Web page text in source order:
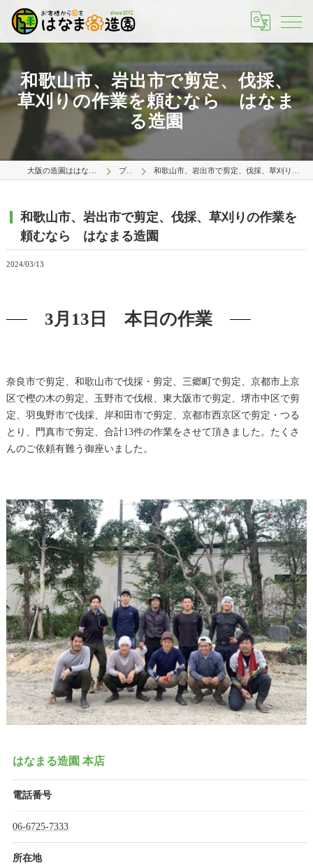
和歌山市、岩出市で剪定、伐採、
草刈りの作業を頼むなら はなま
る造園
ブログ 和歌山市、岩出市で剪定、伐採、草刈りの作業を頼むなら はなまる造園
和歌山市、岩出市で剪定、伐採、草刈りの作業を
頼むなら はなまる造園
2024/03/13
3月13日 本日の作業
奈良市で剪定、和歌山市で伐採・剪定、三郷町で剪定、京都市上京
区で樫の木の剪定、玉野市で伐根、東大阪市で剪定、堺市中区で剪
定、羽曳野市で伐採、岸和田市で剪定、京都市西京区で剪定・つる
とり、門真市で剪定、合計13件の作業をさせて頂きました。たくさ
んのご依頼有難う御座いました。
はなまる造園 本店
電話番号
06-6725-7333
所在地